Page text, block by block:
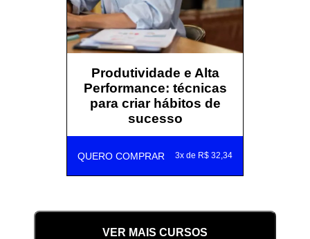
Produtividade e Alta
Performance: técnicas
para criar hábitos de
sucesso
QUERO COMPRAR 3x de R$ 32,34
VER MAIS CURSOS